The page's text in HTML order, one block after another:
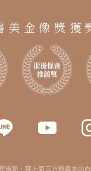
美金像獎獲
規範，禁止第三方轉載本站